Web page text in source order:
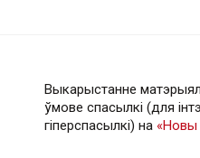
Выкарыстанне
ўмове спасылкі (для
гiперспасылкi) на «Новы